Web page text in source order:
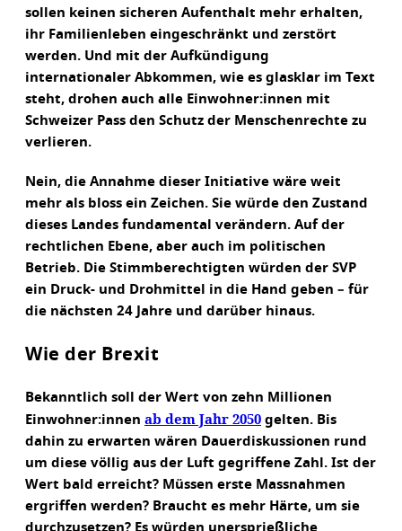
sollen keinen sicheren Aufenthalt mehr erhalten,
ihr Familienleben eingeschränkt und zerstört
werden. Und mit der Aufkündigung
internationaler Abkommen, wie es glasklar im Text
steht, drohen auch alle Einwohner:innen mit
Schweizer Pass den Schutz der Menschenrechte zu
verlieren.
Nein, die Annahme dieser Initiative wäre weit
mehr als bloss ein Zeichen. Sie würde den Zustand
dieses Landes fundamental verändern. Auf der
rechtlichen Ebene, aber auch im politischen
Betrieb. Die Stimmberechtigten würden der SVP
ein Druck- und Drohmittel in die Hand geben – für
die nächsten 24 Jahre und darüber hinaus.
Wie der Brexit
Bekanntlich soll der Wert von zehn Millionen
Einwohner:innen ab dem Jahr 2050 gelten. Bis
dahin zu erwarten wären Dauerdiskussionen rund
um diese völlig aus der Luft gegriffene Zahl. Ist der
Wert bald erreicht? Müssen erste Massnahmen
ergriffen werden? Braucht es mehr Härte, um sie
durchzusetzen? Es würden unersprießliche